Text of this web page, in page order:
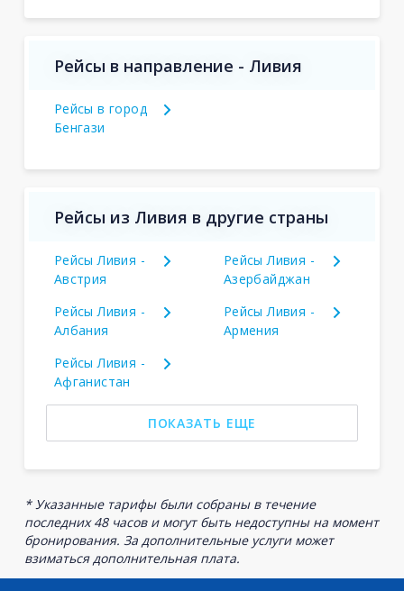
Рейсы в направление - Ливия
Рейсы в город
Бенгази
Рейсы из Ливия в другие страны
Рейсы Ливия -
Австрия
Рейсы Ливия -
Азербайджан
Рейсы Ливия -
Албания
Рейсы Ливия -
Армения
Рейсы Ливия -
Афганистан
ПОКАЗАТЬ ЕЩЕ
* Указанные тарифы были собраны в течение
последних 48 часов и могут быть недоступны на момент
бронирования. За дополнительные услуги может
взиматься дополнительная плата.